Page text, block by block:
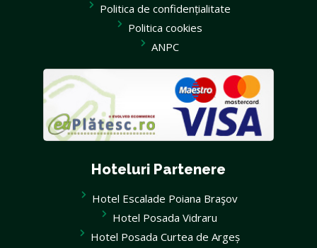
Politica de confidențialitate
Politica cookies
ANPC
Hoteluri Partenere
Hotel Escalade Poiana Braşov
Hotel Posada Vidraru
Hotel Posada Curtea de Argeș